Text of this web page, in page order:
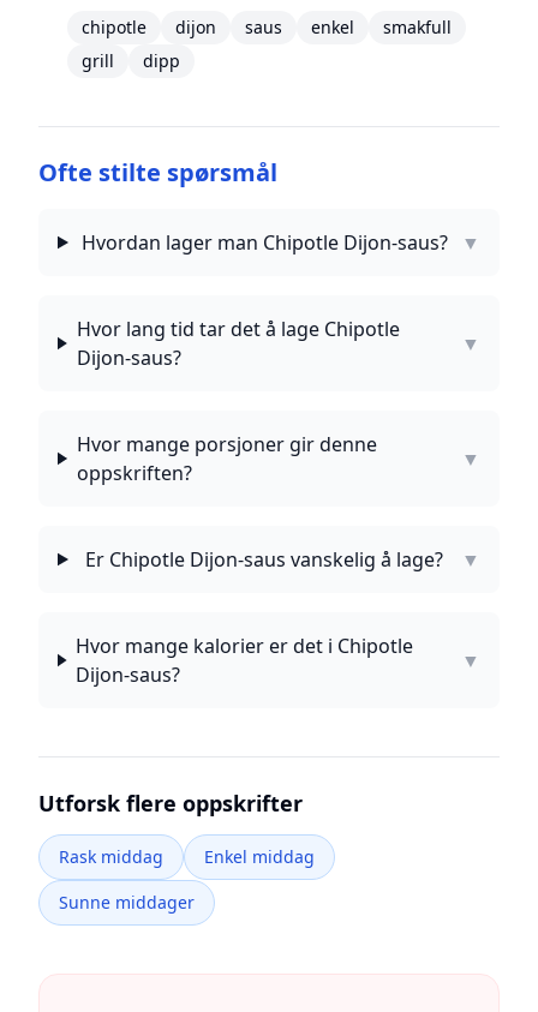
chipotle dijon saus enkel
smakfull
grill
dipp
Ofte stilte spørsmål
Hvordan lager man Chipotle Dijon-saus? ▼
Hvor lang tid tar det å lage Chipotle
Dijon-saus?
▼
Hvor mange porsjoner gir denne
oppskriften?
▼
Er Chipotle Dijon-saus vanskelig å lage? ▼
Hvor mange kalorier er det i Chipotle
Dijon-saus?
▼
Utforsk flere oppskrifter
Rask middag
Enkel middag
Sunne middager